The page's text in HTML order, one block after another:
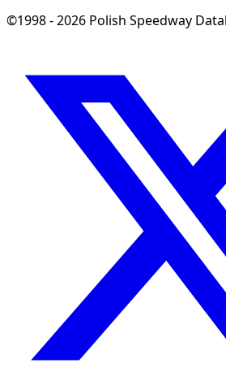
©1998 - 2026 Polish Speedway